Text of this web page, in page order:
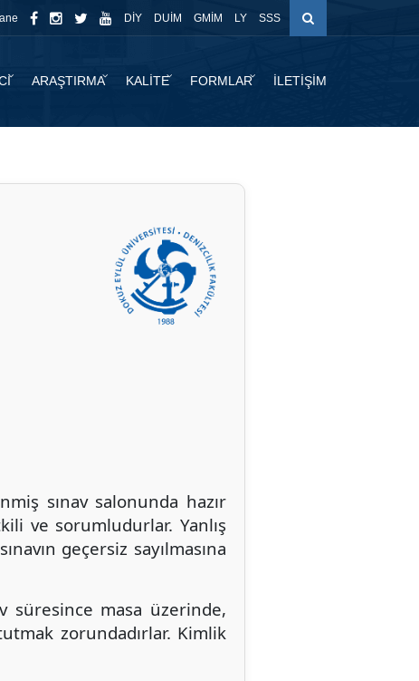
DİY DUİM GMİM LY SSS
ARAŞTIRMA KALİTE FORMLAR İLETİŞİM
sınav salonunda hazır
ve sorumludurlar. Yanlış
geçersiz sayılmasına
süresince masa üzerinde,
zorundadırlar. Kimlik